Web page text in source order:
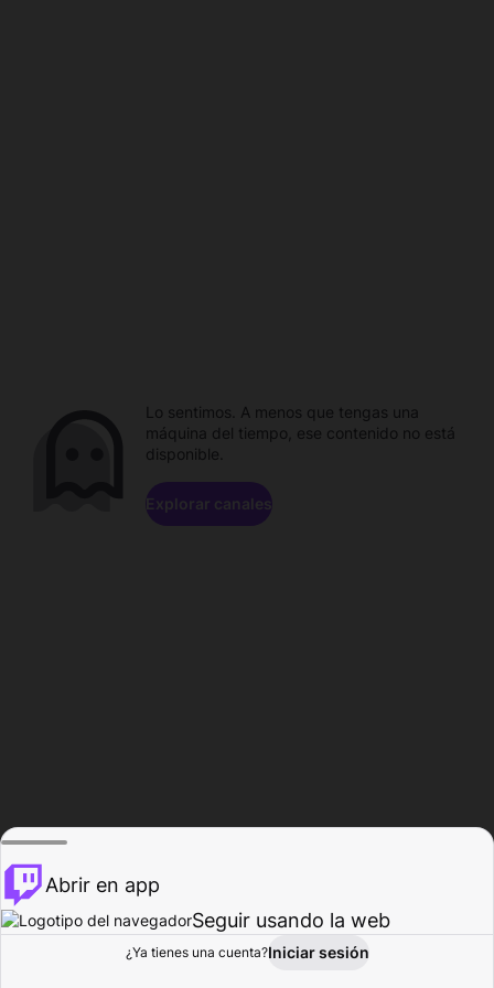
Explorar Actividad
Lo sentimos. A menos que tengas una
máquina del tiempo, ese contenido no está
disponible.
Explorar canales
Abrir en app
Seguir usando la web
¿Ya tienes una cuenta?Iniciar sesión